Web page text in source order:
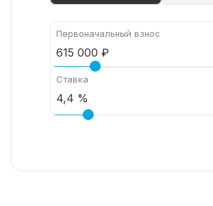
Первоначальный взнос
Ставка